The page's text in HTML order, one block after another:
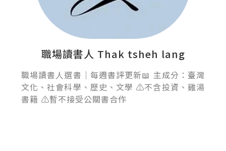
職場讀書人 Thak tsheh lang
職場讀書人選書｜每週書評更新📖 主成分：臺灣
文化、社會科學、歷史、文學 ⚠️不含投資、雞湯
書籍 ⚠️暫不接受公關書合作